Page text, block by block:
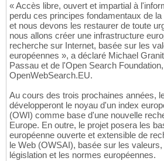
« Accès libre, ouvert et impartial à
perdu ces principes fondamentaux de
et nous devons les restaurer de toute
nous allons créer une infrastructure
recherche sur Internet, basée sur les
européennes », a déclaré Michael
Passau et de l'Open Search
OpenWebSearch.EU.
Au cours des trois prochaines années,
développeront le noyau d'un index
(OWI) comme base d'une nouvelle
Europe. En outre, le projet posera les
européenne ouverte et extensible de
le Web (OWSAI), basée sur les
législation et les normes européennes.